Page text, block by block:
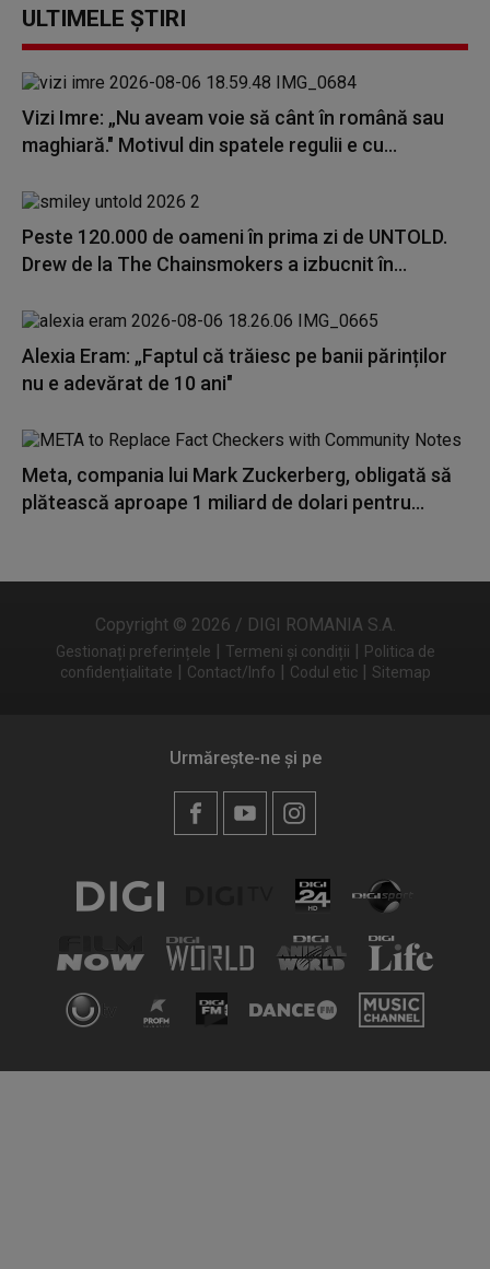
ULTIMELE ȘTIRI
Vizi Imre: „Nu aveam voie să cânt în română sau
maghiară." Motivul din spatele regulii e cu...
Peste 120.000 de oameni în prima zi de UNTOLD.
Drew de la The Chainsmokers a izbucnit în...
Alexia Eram: „Faptul că trăiesc pe banii părinților
nu e adevărat de 10 ani"
Meta, compania lui Mark Zuckerberg, obligată să
plătească aproape 1 miliard de dolari pentru...
Copyright © 2026 / DIGI ROMANIA S.A.
Gestionați preferințele | Termeni și condiții | Politica de
confidențialitate | Contact/Info | Codul etic | Sitemap
Urmărește-ne și pe